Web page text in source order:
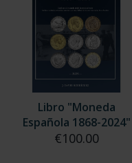
Libro "Moneda
Española 1868-2024"
€100.00